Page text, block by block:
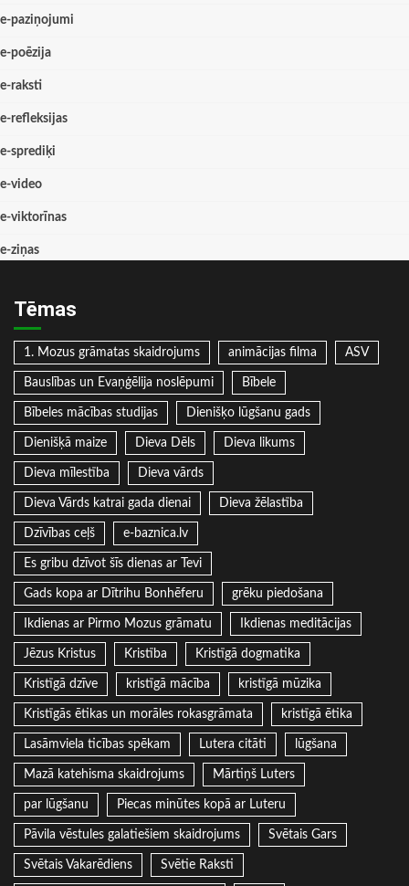
e-paziņojumi
e-poēzija
e-raksti
e-refleksijas
e-sprediķi
e-video
e-viktorīnas
e-ziņas
Tēmas
1. Mozus grāmatas skaidrojums animācijas filma ASV
Bauslības un Evaņģēlija noslēpumi Bībele
Bībeles mācības studijas Dienišķo lūgšanu gads
Dienišķā maize Dieva Dēls Dieva likums
Dieva mīlestība Dieva vārds
Dieva Vārds katrai gada dienai Dieva žēlastība
Dzīvības ceļš e-baznica.lv
Es gribu dzīvot šīs dienas ar Tevi
Gads kopa ar Dītrihu Bonhēferu grēku piedošana
Ikdienas ar Pirmo Mozus grāmatu Ikdienas meditācijas
Jēzus Kristus Kristība Kristīgā dogmatika
Kristīgā dzīve kristīgā mācība kristīgā mūzika
Kristīgās ētikas un morāles rokasgrāmata kristīgā ētika
Lasāmviela ticības spēkam Lutera citāti lūgšana
Mazā katehisma skaidrojums Mārtiņš Luters
par lūgšanu Piecas minūtes kopā ar Luteru
Pāvila vēstules galatiešiem skaidrojums Svētais Gars
Svētais Vakarēdiens Svētie Raksti